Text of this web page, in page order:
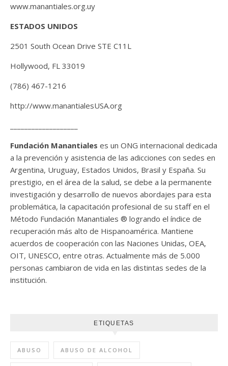
www.manantiales.org.uy
ESTADOS UNIDOS
2501 South Ocean Drive STE C11L
Hollywood, FL 33019
(786) 467-1216
http://www.manantialesUSA.org
Fundación Manantiales es un ONG internacional dedicada
a la prevención y asistencia de las adicciones con sedes en
Argentina, Uruguay, Estados Unidos, Brasil y España. Su
prestigio, en el área de la salud, se debe a la permanente
investigación y desarrollo de nuevos abordajes para esta
problemática, la capacitación profesional de su staff en el
Método Fundación Manantiales ® logrando el índice de
recuperación más alto de Hispanoamérica. Mantiene
acuerdos de cooperación con las Naciones Unidas, OEA,
OIT, UNESCO, entre otras. Actualmente más de 5.000
personas cambiaron de vida en las distintas sedes de la
institución.
ETIQUETAS
ABUSO ABUSO DE ALCOHOL